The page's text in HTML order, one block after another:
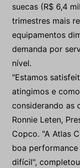
suecas (R$ 6,4
trimestres mais
equipamentos
demanda por
nível.
"Estamos
atingimos e
considerando as
Ronnie Leten,
Copco. "A Atlas
boa
difícil",